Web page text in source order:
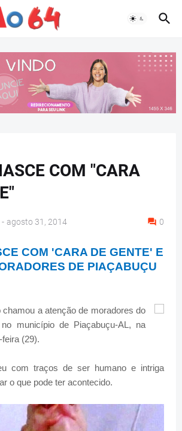
COM "CARA
- agosto 31, 2014 0
COM 'CARA DE GENTE' E
DE PIAÇABUÇU
chamou a atenção de moradores do
município de Piaçabuçu-AL, na
(29).
com traços de ser humano e intriga
o que pode ter acontecido.